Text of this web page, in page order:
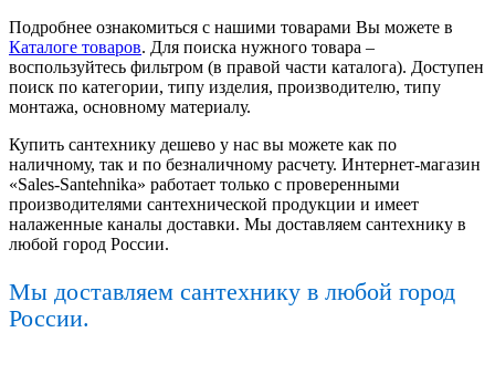
Подробнее ознакомиться с нашими товарами Вы можете в
Каталоге товаров. Для поиска нужного товара –
воспользуйтесь фильтром (в правой части каталога). Доступен
поиск по категории, типу изделия, производителю, типу
монтажа, основному материалу.
Купить сантехнику дешево у нас вы можете как по
наличному, так и по безналичному расчету. Интернет-магазин
«Sales-Santehnika» работает только с проверенными
производителями сантехнической продукции и имеет
налаженные каналы доставки. Мы доставляем сантехнику в
любой город России.
Мы доставляем сантехнику в любой город
России.